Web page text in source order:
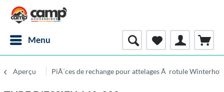
Menu
Aperçu PiÃ¨ces de rechange pour attelages Ã rotule Winterhoff